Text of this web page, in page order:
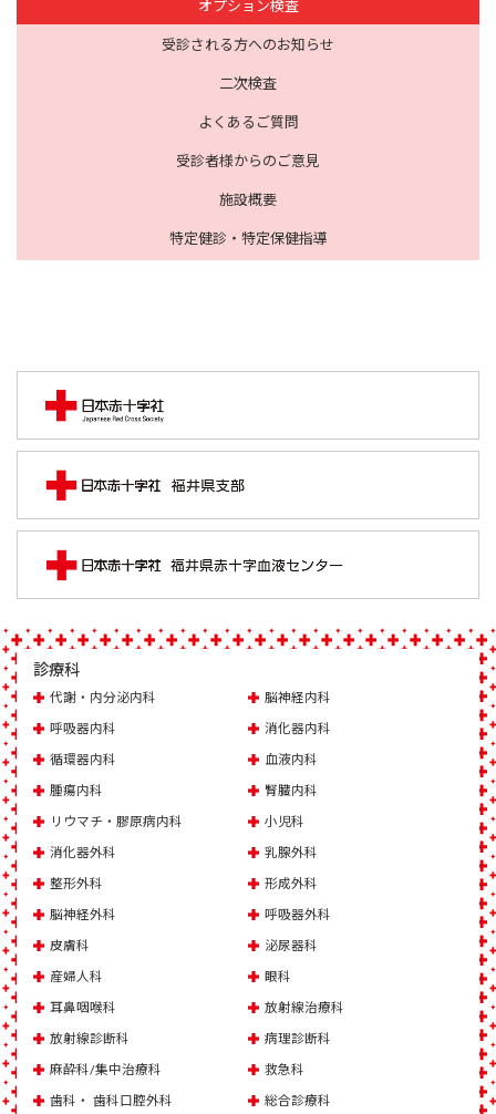
オプション検査
受診される方へのお知らせ
二次検査
よくあるご質問
受診者様からのご意見
施設概要
特定健診・特定保健指導
診療科
代謝・内分泌内科
脳神経内科
呼吸器内科
消化器内科
循環器内科
血液内科
腫瘍内科
腎臓内科
リウマチ・膠原病内科
小児科
消化器外科
乳腺外科
整形外科
形成外科
脳神経外科
呼吸器外科
皮膚科
泌尿器科
産婦人科
眼科
耳鼻咽喉科
放射線治療科
放射線診断科
病理診断科
麻酔科/集中治療科
救急科
歯科・ 歯科口腔外科
総合診療科